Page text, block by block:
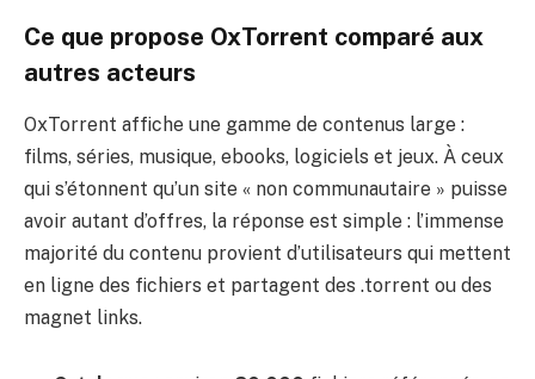
Ce que propose OxTorrent comparé aux
autres acteurs
OxTorrent affiche une gamme de contenus large :
films, séries, musique, ebooks, logiciels et jeux. À ceux
qui s’étonnent qu’un site « non communautaire » puisse
avoir autant d’offres, la réponse est simple : l’immense
majorité du contenu provient d’utilisateurs qui mettent
en ligne des fichiers et partagent des .torrent ou des
magnet links.